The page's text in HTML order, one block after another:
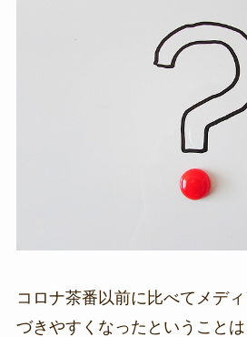
コロナ茶番以前に比べてメデ
づきやすくなったということ